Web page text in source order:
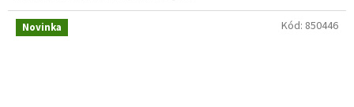
Novinka Kód: 850446